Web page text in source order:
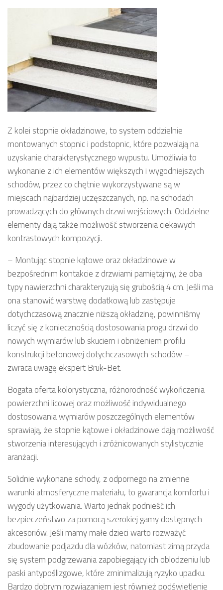
Z kolei stopnie okładzinowe, to system oddzielnie
montowanych stopnic i podstopnic, które pozwalają na
uzyskanie charakterystycznego wypustu. Umożliwia to
wykonanie z ich elementów większych i wygodniejszych
schodów, przez co chętnie wykorzystywane są w
miejscach najbardziej uczęszczanych, np. na schodach
prowadzących do głównych drzwi wejściowych. Oddzielne
elementy dają także możliwość stworzenia ciekawych
kontrastowych kompozycji.
– Montując stopnie kątowe oraz okładzinowe w
bezpośrednim kontakcie z drzwiami pamiętajmy, że oba
typy nawierzchni charakteryzują się grubością 4 cm. Jeśli ma
ona stanowić warstwę dodatkową lub zastępuje
dotychczasową znacznie niższą okładzinę, powinniśmy
liczyć się z koniecznością dostosowania progu drzwi do
nowych wymiarów lub skuciem i obniżeniem profilu
konstrukcji betonowej dotychczasowych schodów –
zwraca uwagę ekspert Bruk-Bet.
Bogata oferta kolorystyczna, różnorodność wykończenia
powierzchni licowej oraz możliwość indywidualnego
dostosowania wymiarów poszczególnych elementów
sprawiają, że stopnie kątowe i okładzinowe dają możliwość
stworzenia interesujących i zróżnicowanych stylistycznie
aranżacji.
Solidnie wykonane schody, z odpornego na zmienne
warunki atmosferyczne materiału, to gwarancja komfortu i
wygody użytkowania. Warto jednak podnieść ich
bezpieczeństwo za pomocą szerokiej gamy dostępnych
akcesoriów. Jeśli mamy małe dzieci warto rozważyć
zbudowanie podjazdu dla wózków, natomiast zimą przyda
się system podgrzewania zapobiegający ich oblodzeniu lub
paski antypoślizgowe, które zminimalizują ryzyko upadku.
Bardzo dobrym rozwiązaniem jest również podświetlenie